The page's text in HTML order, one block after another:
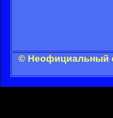
© Неофициальный